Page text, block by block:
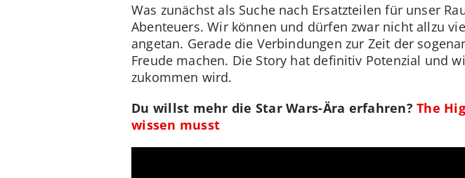
Was zunächst als Suche nach Ersatzteilen für unser
Abenteuers. Wir können und dürfen zwar nicht allzu
angetan. Gerade die Verbindungen zur Zeit der
Freude machen. Die Story hat definitiv Potenzial und
zukommen wird.
Du willst mehr die Star Wars-Ära erfahren?The
wissen musst